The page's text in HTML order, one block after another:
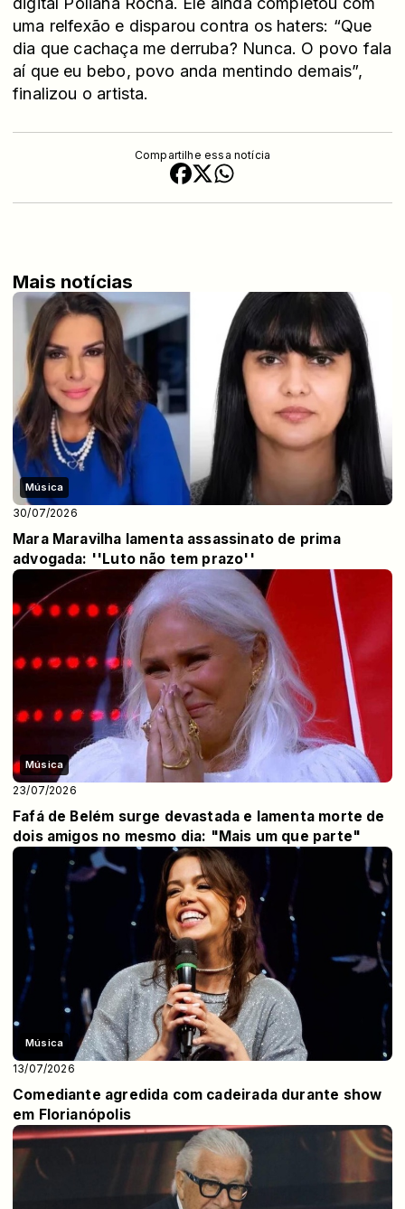
uma relfexão e disparou contra os haters: “Que
dia que cachaça me derruba? Nunca. O povo fala
aí que eu bebo, povo anda mentindo demais”,
finalizou o artista.
Compartilhe essa notícia
Mais notícias
Música
30/07/2026
Mara Maravilha lamenta assassinato de prima
advogada: ''Luto não tem prazo''
Música
23/07/2026
Fafá de Belém surge devastada e lamenta morte de
dois amigos no mesmo dia: "Mais um que parte"
Música
13/07/2026
Comediante agredida com cadeirada durante show
em Florianópolis